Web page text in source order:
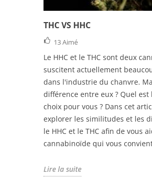
THC VS HHC
13Aimé
Le HHC et le THC sont deux
suscitent actuellement
dans l'industrie du chanvre.
différence entre eux ? Quel
choix pour vous ? Dans cet
explorer les similitudes et les
le HHC et le THC afin de vous
cannabinoïde qui vous
Lire la suite